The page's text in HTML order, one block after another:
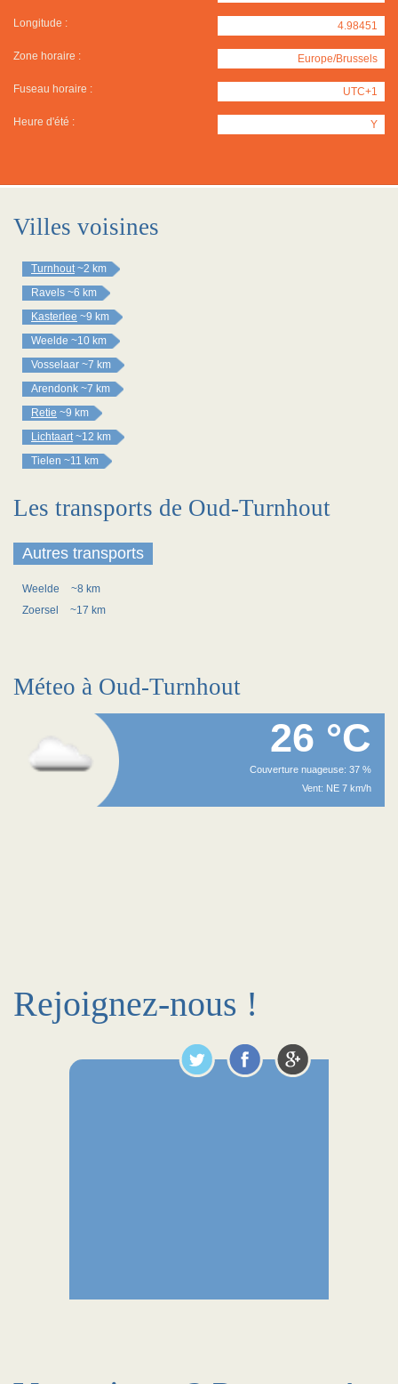
Longitude : 4.98451
Zone horaire : Europe/Brussels
Fuseau horaire : UTC+1
Heure d'été : Y
Villes voisines
Turnhout ~2 km
Ravels ~6 km
Kasterlee ~9 km
Weelde ~10 km
Vosselaar ~7 km
Arendonk ~7 km
Retie ~9 km
Lichtaart ~12 km
Tielen ~11 km
Les transports de Oud-Turnhout
Autres transports
Weelde
~8 km
Zoersel
~17 km
Méteo à Oud-Turnhout
26 °C
Couverture nuageuse: 37 %
Vent: NE 7 km/h
Rejoignez-nous !